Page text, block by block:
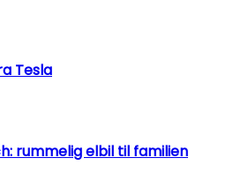
Tesla
rummelig elbil til familien